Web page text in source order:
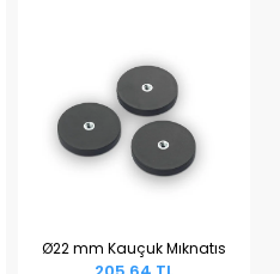
Ø22 mm Kauçuk Mıknatıs